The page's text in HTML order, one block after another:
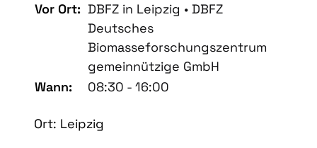
Vor Ort: DBFZ in Leipzig • DBFZ
Deutsches
Biomasseforschungszentrum
gemeinnützige GmbH
Wann:
08:30 - 16:00
Ort: Leipzig